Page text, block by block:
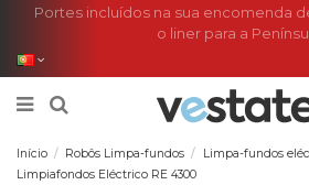
Portes incluídos na sua encomenda
o liner para a
Início Robôs Limpa-fundos
Limpa-fundos
Limpiafondos Eléctrico RE 4300